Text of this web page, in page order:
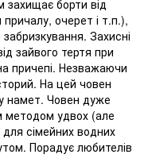
захищає борти від
причалу, очерет і т.п.),
забризкування. Захисні
зайвого тертя при
причепі. Незважаючи
На цей човен
намет. Човен дуже
методом удвох (але
сімейних водних
Порадує любителів